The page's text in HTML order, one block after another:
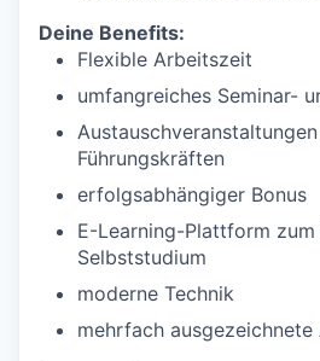
Deine Benefits:
Flexible Arbeitszeit
umfangreiches Seminar-
Führungskräften
erfolgsabhängiger Bonus
E-Learning-Plattform
Selbststudium
moderne Technik
mehrfach ausgezeichnete